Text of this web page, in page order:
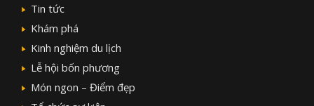
Tin tức
Khám phá
Kinh nghiệm du lịch
Lễ hội bốn phương
Món ngon – Điểm đẹp